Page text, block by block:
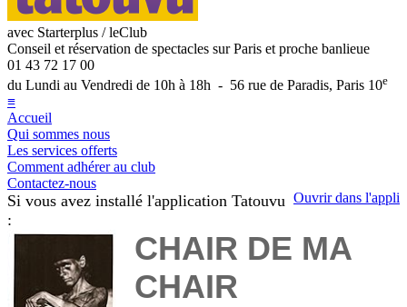
avec Starterplus / leClub
Conseil et réservation de spectacles sur Paris et proche banlieue
01 43 72 17 00
du Lundi au Vendredi de 10h à 18h - 56 rue de Paradis, Paris 10e
≡
Accueil
Qui sommes nous
Les services offerts
Comment adhérer au club
Contactez-nous
Ouvrir dans l'appli
Si vous avez installé l'application Tatouvu
:
CHAIR DE MA
CHAIR